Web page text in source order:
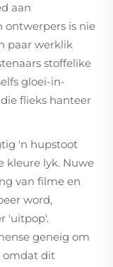
aan
ontwerpers is nie
paar werklik
stoffelike
gloei-in-
flieks hanteer
'n hupstoot
kleure lyk. Nuwe
van filme en
word,
'uitpop'.
geneig om
omdat dit